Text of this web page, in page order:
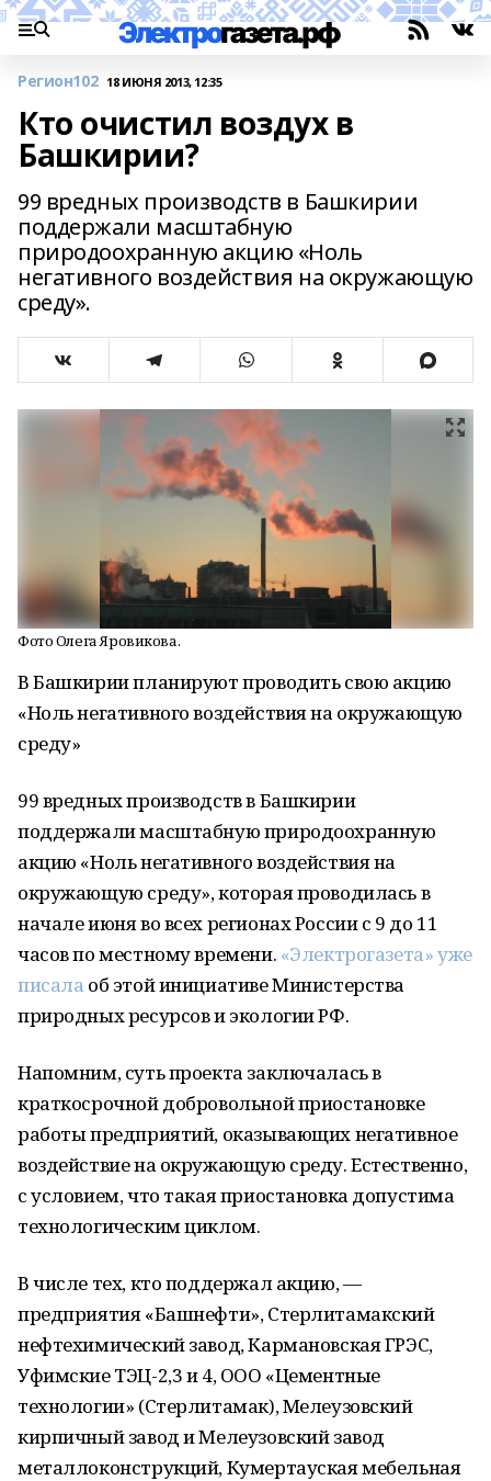
Регион102 18 ИЮНЯ 2013, 12:35
Кто очистил воздух в
Башкирии?
99 вредных производств в Башкирии
поддержали масштабную
природоохранную акцию «Ноль
негативного воздействия на окружающую
среду».
Фото Олега Яровикова.
В Башкирии планируют проводить свою акцию
«Ноль негативного воздействия на окружающую
среду»
99 вредных производств в Башкирии
поддержали масштабную природоохранную
акцию «Ноль негативного воздействия на
окружающую среду», которая проводилась в
начале июня во всех регионах России с 9 до 11
часов по местному времени. «Электрогазета» уже
писала об этой инициативе Министерства
природных ресурсов и экологии РФ.
Напомним, суть проекта заключалась в
краткосрочной добровольной приостановке
работы предприятий, оказывающих негативное
воздействие на окружающую среду. Естественно,
с условием, что такая приостановка допустима
технологическим циклом.
В числе тех, кто поддержал акцию, —
предприятия «Башнефти», Стерлитамакский
нефтехимический завод, Кармановская ГРЭС,
Уфимские ТЭЦ-2,3 и 4, ООО «Цементные
технологии» (Стерлитамак), Мелеузовский
кирпичный завод и Мелеузовский завод
металлоконструкций, Кумертауская мебельная